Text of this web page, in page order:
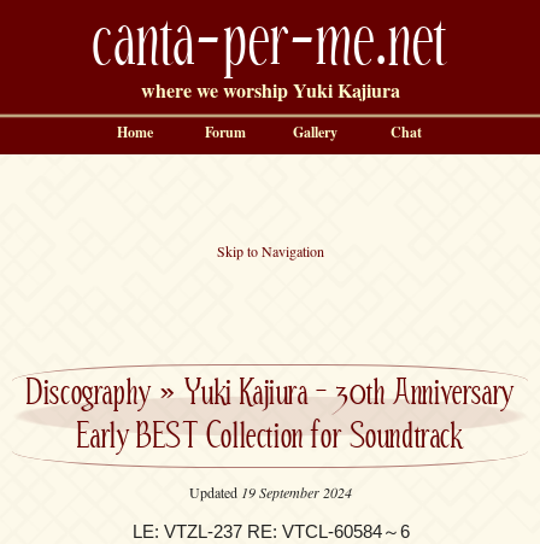
canta-per-me.net
where we worship Yuki Kajiura
Skip to Navigation
Discography»Yuki Kajiura – 30th Anniversary
Early BEST Collection for Soundtrack
Updated 19 September 2024
LE: VTZL-237 RE: VTCL-60584～6
Home Forum Gallery Chat